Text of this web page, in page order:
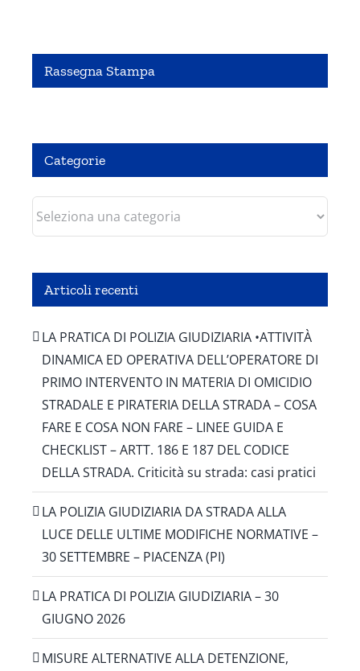
Rassegna Stampa
Pubbliredazionale – Crocevia 07 Agosto 2020
Categorie
Categorie
Articoli recenti
LA PRATICA DI POLIZIA GIUDIZIARIA •ATTIVITÀ
DINAMICA ED OPERATIVA DELL’OPERATORE DI
PRIMO INTERVENTO IN MATERIA DI OMICIDIO
STRADALE E PIRATERIA DELLA STRADA – COSA
FARE E COSA NON FARE – LINEE GUIDA E
CHECKLIST – ARTT. 186 E 187 DEL CODICE
DELLA STRADA. Criticità su strada: casi pratici
LA POLIZIA GIUDIZIARIA DA STRADA ALLA
LUCE DELLE ULTIME MODIFICHE NORMATIVE –
30 SETTEMBRE – PIACENZA (PI)
LA PRATICA DI POLIZIA GIUDIZIARIA – 30
GIUGNO 2026
MISURE ALTERNATIVE ALLA DETENZIONE,